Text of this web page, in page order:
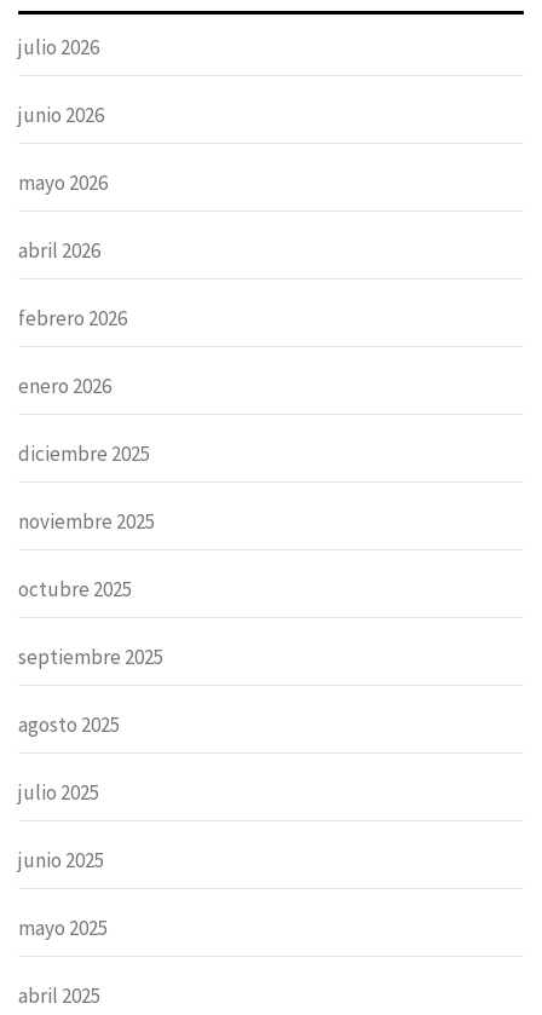
julio 2026
junio 2026
mayo 2026
abril 2026
febrero 2026
enero 2026
diciembre 2025
noviembre 2025
octubre 2025
septiembre 2025
agosto 2025
julio 2025
junio 2025
mayo 2025
abril 2025